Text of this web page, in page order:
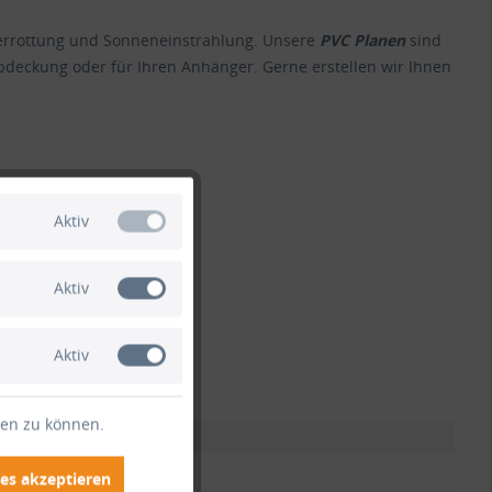
und Sonneneinstrahlung. Unsere PVC Planen sind
oder für Ihren Anhänger. Gerne erstellen wir Ihnen
Aktiv
Aktiv
Aktiv
zu können.
akzeptieren